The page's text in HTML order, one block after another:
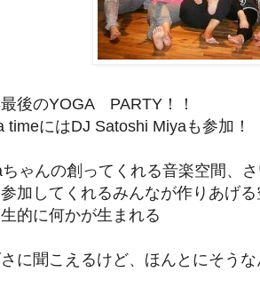
後のYOGA PARTY！！
timeにはDJ Satoshi Miyaも参加！
ゃんの創ってくれる音楽空間、
参加してくれるみんなが作りあげ
的に何かが生まれる
に聞こえるけど、ほんとにそう